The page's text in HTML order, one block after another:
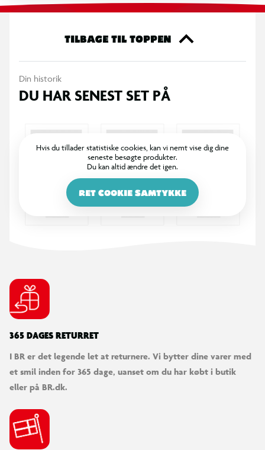
TILBAGE TIL TOPPEN
Din historik
DU HAR SENEST SET PÅ
Hvis du tillader statistiske cookies, kan vi nemt vise dig dine
seneste besøgte produkter.
Du kan altid ændre det igen.
RET COOKIE SAMTYKKE
365 DAGES RETURRET
I BR er det legende let at returnere. Vi bytter dine varer med
et smil inden for 365 dage, uanset om du har købt i butik
eller på BR.dk.